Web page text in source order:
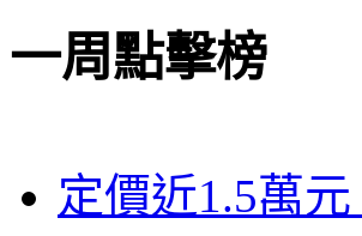
一周點擊榜
定價近1.5萬